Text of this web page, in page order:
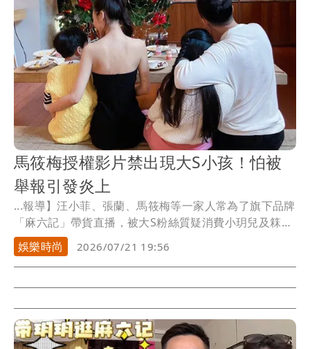
馬筱梅授權影片禁出現大S小孩！怕被
舉報引發炎上
...報導】汪小菲、張蘭、馬筱梅等一家人常為了旗下品牌
「麻六記」帶貨直播，被大S粉絲質疑消費小玥兒及箖
箖，...
娛樂時尚 2026/07/21 19:56